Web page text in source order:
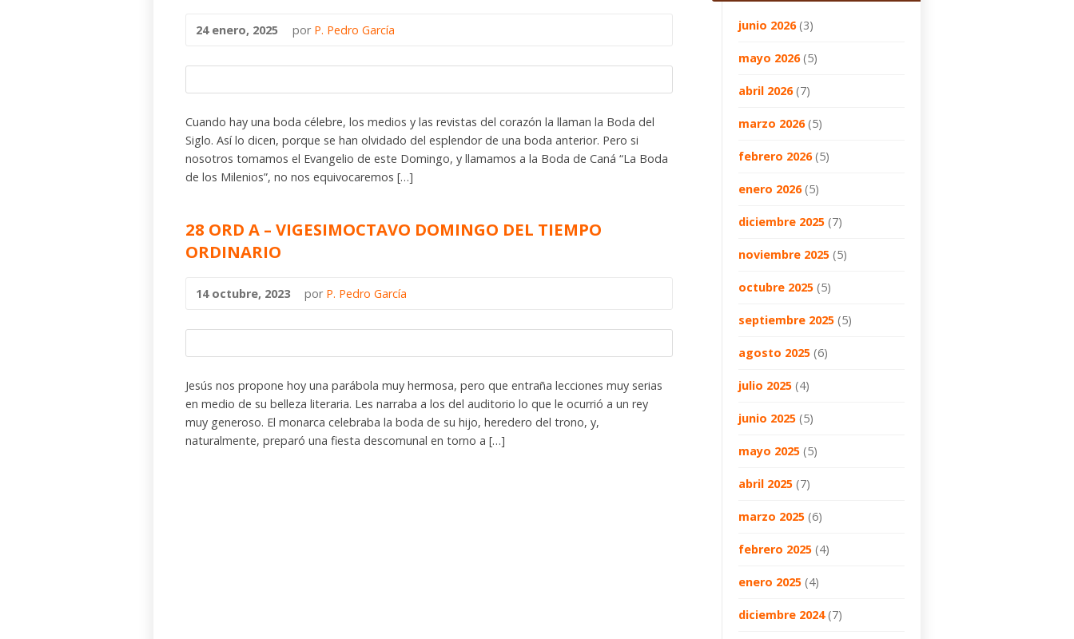
24 enero, 2025 por P. Pedro García
Cuando hay una boda célebre, los medios y las revistas del corazón la llaman la Boda del
Siglo. Así lo dicen, porque se han olvidado del esplendor de una boda anterior. Pero si
nosotros tomamos el Evangelio de este Domingo, y llamamos a la Boda de Caná “La Boda
de los Milenios”, no nos equivocaremos […]
28 ORD A – VIGESIMOCTAVO DOMINGO DEL TIEMPO
ORDINARIO
14 octubre, 2023 por P. Pedro García
Jesús nos propone hoy una parábola muy hermosa, pero que entraña lecciones muy serias
en medio de su belleza literaria. Les narraba a los del auditorio lo que le ocurrió a un rey
muy generoso. El monarca celebraba la boda de su hijo, heredero del trono, y,
naturalmente, preparó una fiesta descomunal en torno a […]
junio 2026(3)
mayo 2026(5)
abril 2026(7)
marzo 2026(5)
febrero 2026(5)
enero 2026(5)
diciembre 2025 (7)
noviembre 2025 (5)
octubre 2025 (5)
septiembre 2025 (5)
agosto 2025 (6)
julio 2025 (4)
junio 2025 (5)
mayo 2025 (5)
abril 2025 (7)
marzo 2025 (6)
febrero 2025 (4)
enero 2025 (4)
diciembre 2024(7)